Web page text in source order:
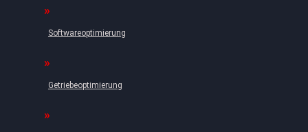
Softwareoptimierung
Getriebeoptimierung